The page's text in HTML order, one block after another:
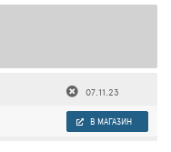
07.11.23
В МАГАЗИН